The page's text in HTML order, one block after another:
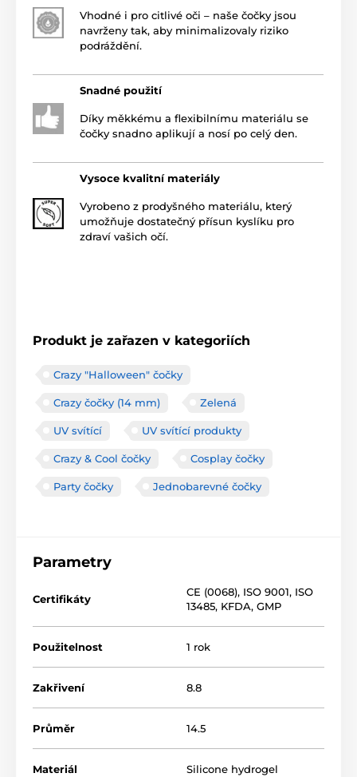
Vhodné i pro citlivé oči – naše čočky jsou
navrženy tak, aby minimalizovaly riziko
podráždění.
Snadné použití
Díky měkkému a flexibilnímu materiálu se
čočky snadno aplikují a nosí po celý den.
Vysoce kvalitní materiály
Vyrobeno z prodyšného materiálu, který
umožňuje dostatečný přísun kyslíku pro
zdraví vašich očí.
Produkt je zařazen v kategoriích
Crazy "Halloween" čočky
Crazy čočky (14 mm) Zelená
UV svítící UV svítící produkty
Crazy & Cool čočky Cosplay čočky
Party čočky Jednobarevné čočky
Parametry
Certifikáty
CE (0068), ISO 9001, ISO
13485, KFDA, GMP
Použitelnost 1 rok
Zakřivení 8.8
Průměr 14.5
Materiál Silicone hydrogel